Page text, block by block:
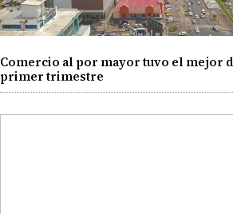
Comercio al por mayor tuvo el mejor
primer trimestre